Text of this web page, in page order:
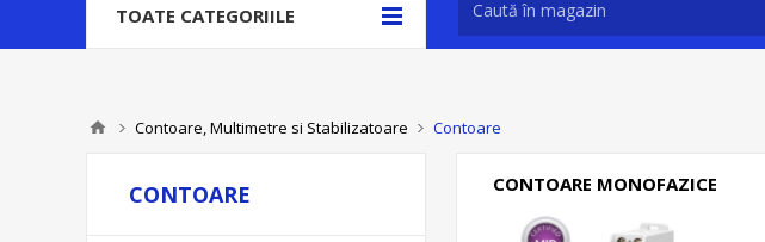
TOATE CATEGORIILE
Contoare, Multimetre si Stabilizatoare Contoare
CONTOARE MONOFAZICE
CONTOARE